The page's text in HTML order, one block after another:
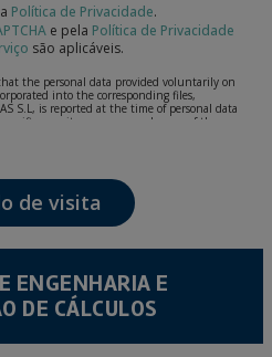
Política de Privacidade.
e pela Política de Privacidade
são aplicáveis.
that the personal data provided voluntarily on
into the corresponding files,
S.L, is reported at the time of personal data
case, its purpose may be any of the
complaint or question, established
and shall be treated with the utmost
the requirements provided for the General
you are strongly advised not to send high-
it is done so under your sole responsibility.
rights of access, rectification, cancellation
the General Data Protection Regulation
(La Rioja).
de visita
ENGENHARIA E
DE CÁLCULOS